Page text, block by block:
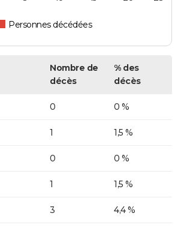
Personnes décédées
Nombre de
décès
% des
décès
0 0 %
1 1,5 %
0 0 %
1 1,5 %
3 4,4 %